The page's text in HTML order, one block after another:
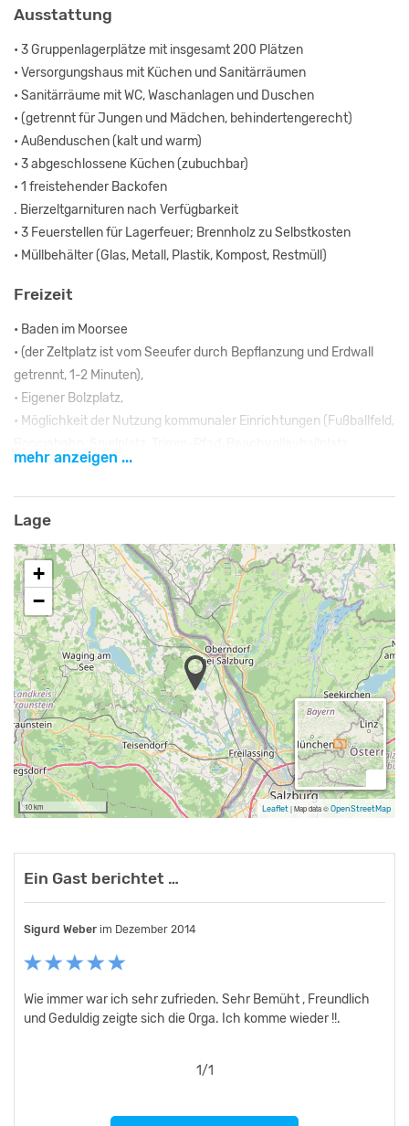
Ausstattung
• 3 Gruppenlagerplätze mit insgesamt 200 Plätzen
• Versorgungshaus mit Küchen und Sanitärräumen
• Sanitärräume mit WC, Waschanlagen und Duschen
• (getrennt für Jungen und Mädchen, behindertengerecht)
• Außenduschen (kalt und warm)
• 3 abgeschlossene Küchen (zubuchbar)
• 1 freistehender Backofen
. Bierzeltgarnituren nach Verfügbarkeit
• 3 Feuerstellen für Lagerfeuer; Brennholz zu Selbstkosten
• Müllbehälter (Glas, Metall, Plastik, Kompost, Restmüll)
Freizeit
• Baden im Moorsee
• (der Zeltplatz ist vom Seeufer durch Bepflanzung und Erdwall
getrennt, 1-2 Minuten),
• Eigener Bolzplatz,
• Möglichkeit der Nutzung kommunaler Einrichtungen (Fußballfeld,
Tischtennis-Platten fest betoniert)
• Einkaufsmöglichkeiten in Saaldorf und Leobendorf (ca. 2 km)
• Lebensmittel, Banken, Postamt, Apotheke, praktischer Arzt,
Zahnarzt, Busunternehmen in 83410 Laufen
Wer kann den Zeltplatz nutzen?
Jugendverbände und Jugendgruppen, Schulklassen und sonstige
Träger der Jugendarbeit mit mindestens einem erwachsenen
verantwortlichen Jugendleiter.
Einzelpersonen können den Platz nicht belegen.
mehr anzeigen ...
Lage
+
−
10 km Leaflet|Map data ©OpenStreetMap
Ein Gast berichtet …
Sigurd Weber im Dezember 2014
Wie immer war ich sehr zufrieden. Sehr Bemüht , Freundlich
und Geduldig zeigte sich die Orga. Ich komme wieder !!.
1/1